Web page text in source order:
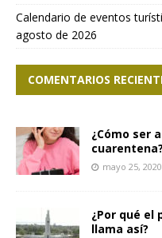
Calendario de eventos
agosto de 2026
COMENTARIOS
¿Cómo ser
cuarentena?
mayo 25, 2020
¿Por qué el
llama así?